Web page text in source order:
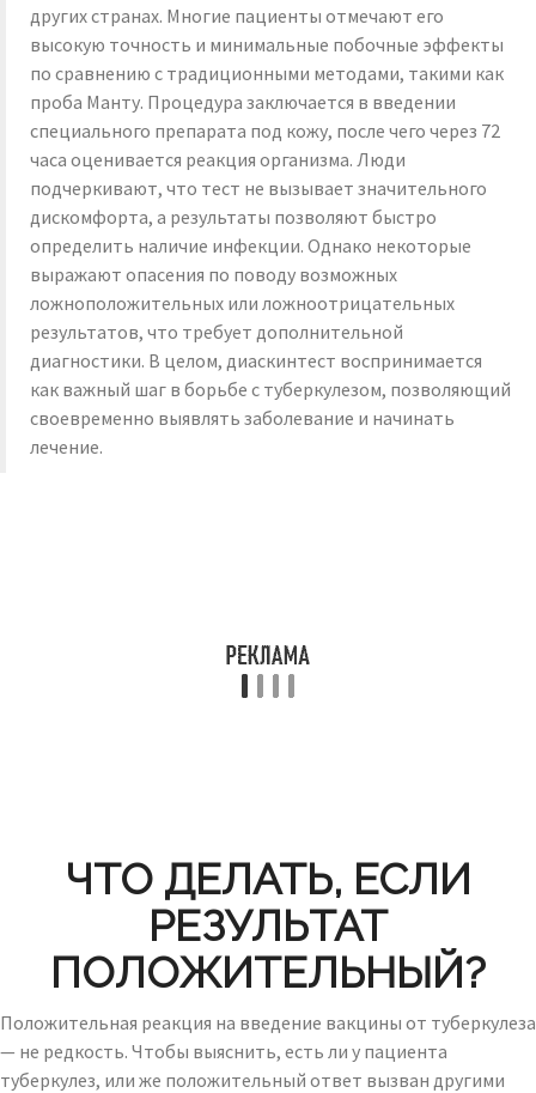
других странах. Многие пациенты отмечают его
высокую точность и минимальные побочные эффекты
по сравнению с традиционными методами, такими как
проба Манту. Процедура заключается в введении
специального препарата под кожу, после чего через 72
часа оценивается реакция организма. Люди
подчеркивают, что тест не вызывает значительного
дискомфорта, а результаты позволяют быстро
определить наличие инфекции. Однако некоторые
выражают опасения по поводу возможных
ложноположительных или ложноотрицательных
результатов, что требует дополнительной
диагностики. В целом, диаскинтест воспринимается
как важный шаг в борьбе с туберкулезом, позволяющий
своевременно выявлять заболевание и начинать
лечение.
ЧТО ДЕЛАТЬ, ЕСЛИ
РЕЗУЛЬТАТ
ПОЛОЖИТЕЛЬНЫЙ?
Положительная реакция на введение вакцины от туберкулеза
— не редкость. Чтобы выяснить, есть ли у пациента
туберкулез, или же положительный ответ вызван другими